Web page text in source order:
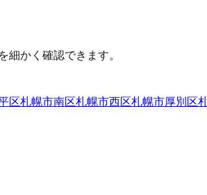
細かく確認できます。
区札幌市南区札幌市西区札幌市厚別区